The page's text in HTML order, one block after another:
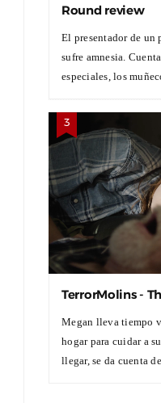
Round review
El presentador de
sufre amnesia.
especiales, los
TerrorMolins -
Megan lleva tiempo
hogar para cuidar a
llegar, se da cuenta de